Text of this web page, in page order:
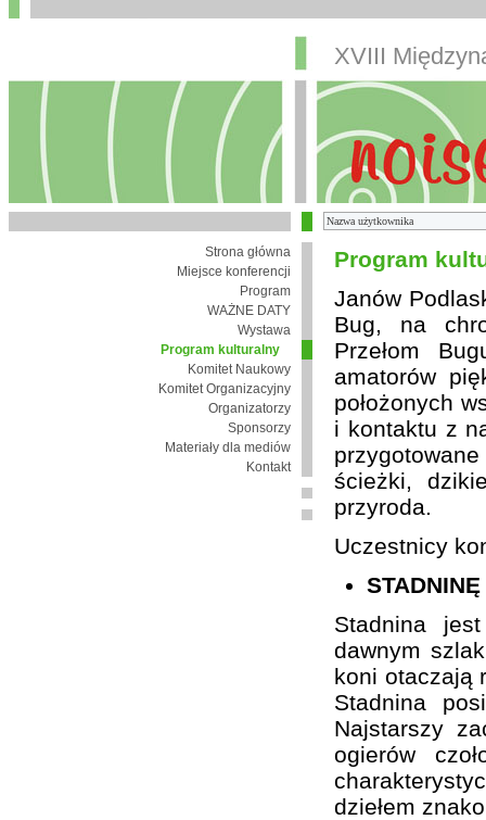
XVIII
Strona główna
Miejsce konferencji
Program
WAŻNE DATY
Wystawa
Program kulturalny
Komitet Naukowy
Komitet Organizacyjny
Organizatorzy
Sponsorzy
Materiały dla mediów
Kontakt
Program
Janów
Bug, na
Przełom
amatorów
położonych
i kontaktu z
ścieżki,
przyroda.
Uczestnicy
Stadnina
dawnym
koni otaczają
Stadnina
Najstarszy
ogierów
dziełem